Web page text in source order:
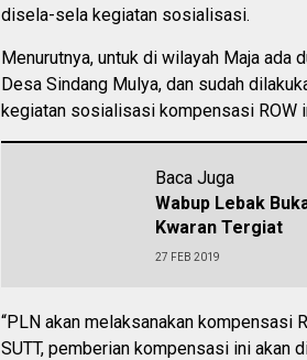
disela-sela kegiatan sosialisasi.
Menurutnya, untuk di wilayah Maja ada
Desa Sindang Mulya, dan sudah
kegiatan sosialisasi kompensasi ROW
Baca Juga
Wabup Lebak
Kwaran Tergiat
27 FEB 2019
“PLN akan melaksanakan kompensasi
SUTT, pemberian kompensasi ini akan